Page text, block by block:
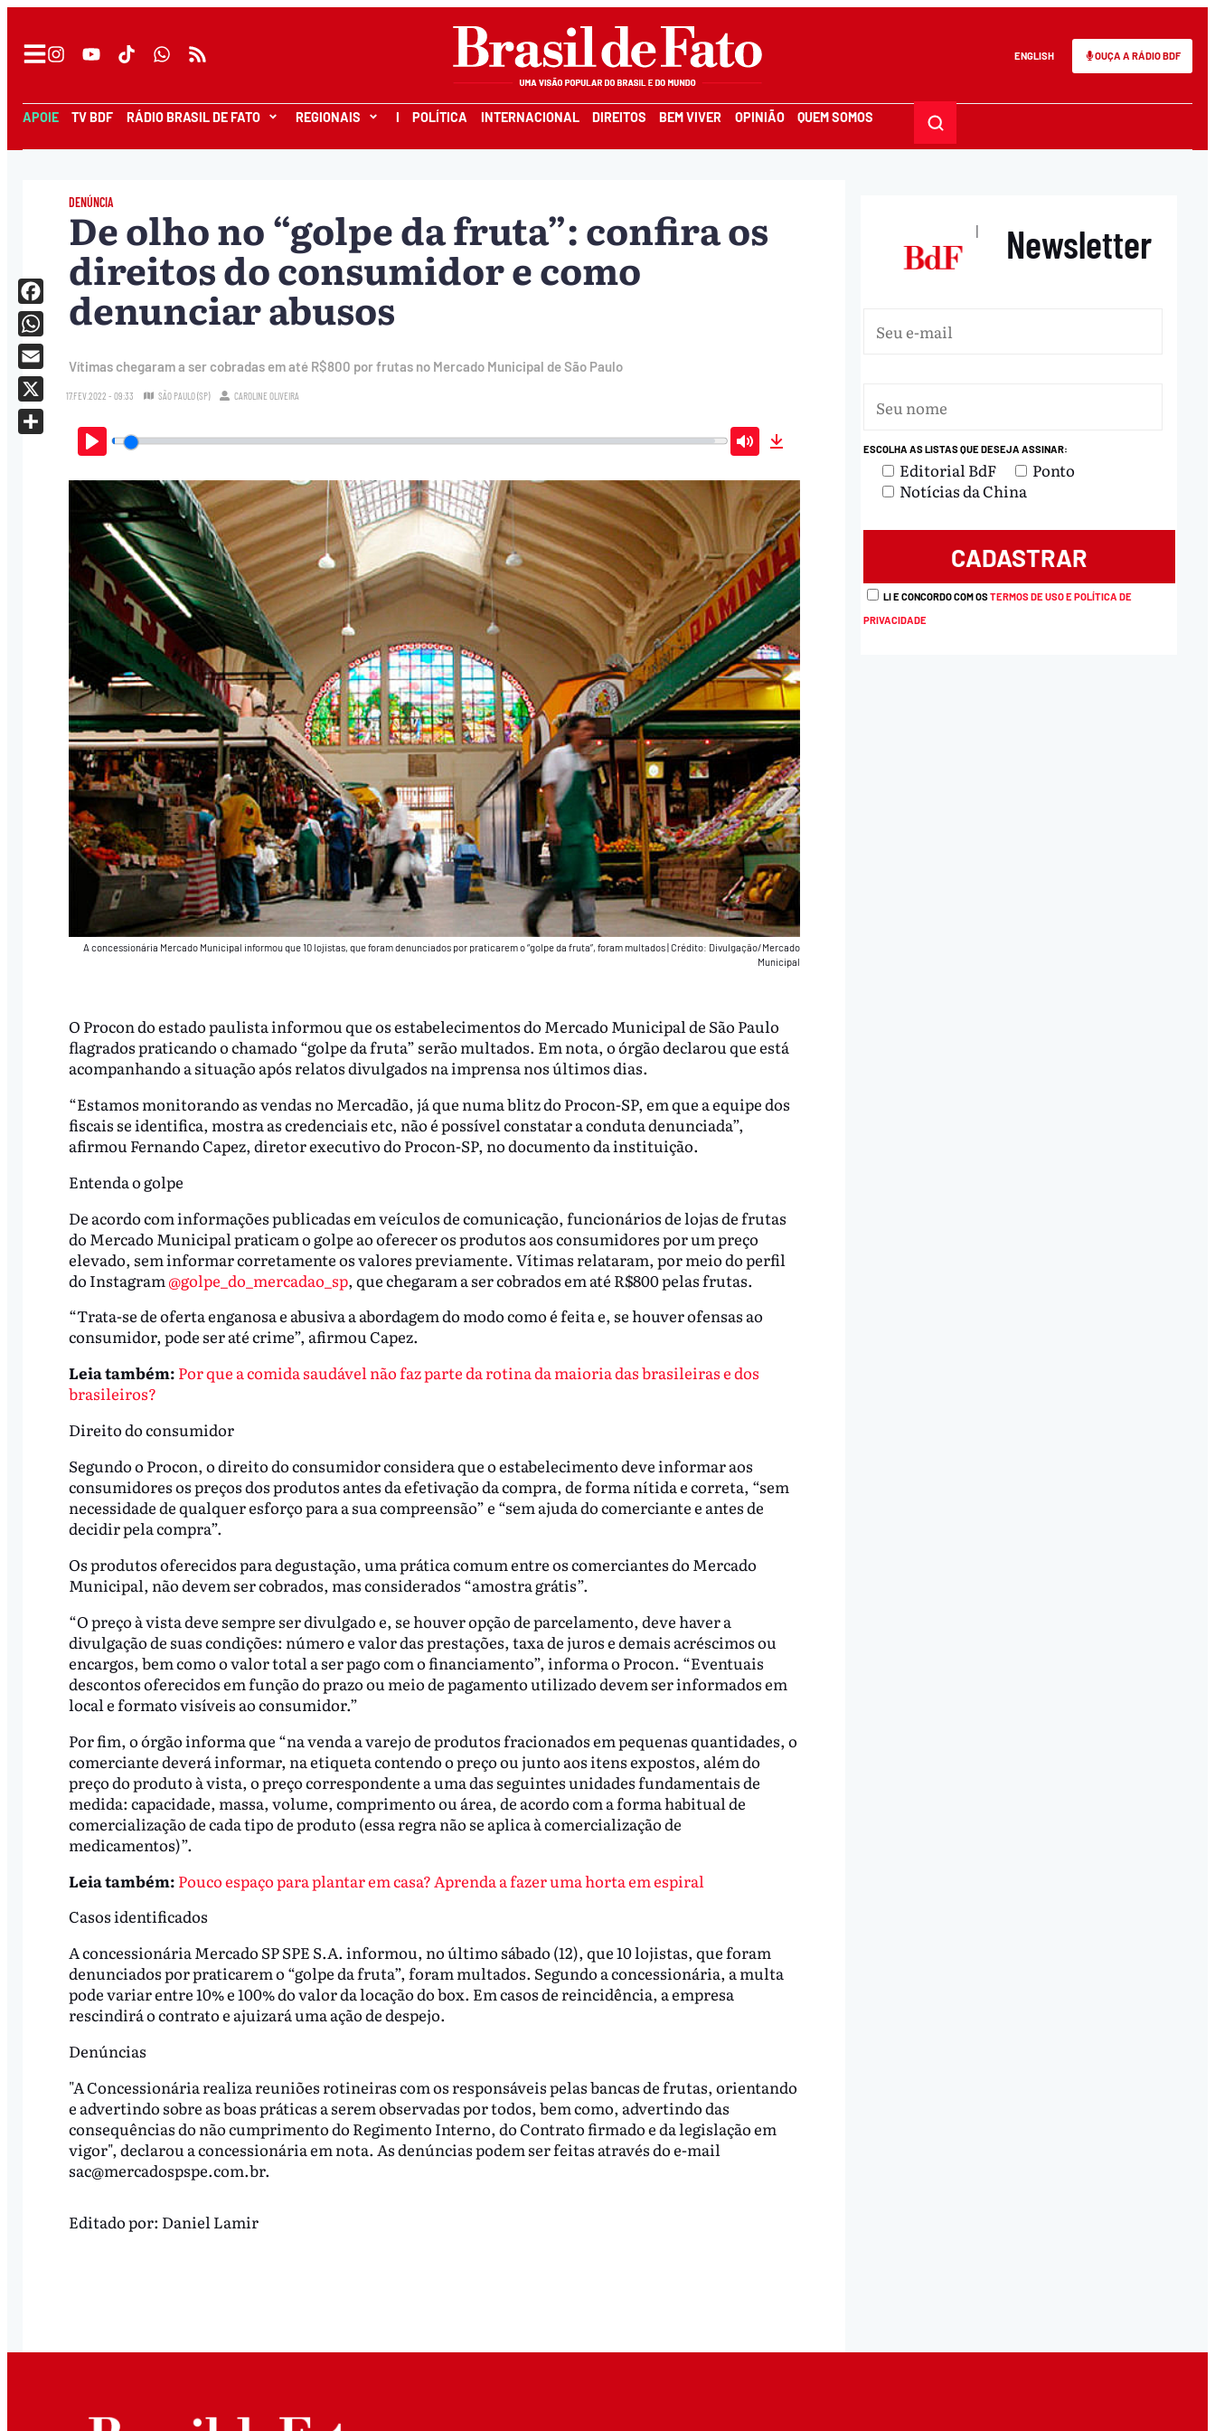
ENGLISH OUÇA A RÁDIO BDF
APOIE TV BDF RÁDIO BRASIL DE FATO REGIONAIS I POLÍTICA INTERNACIONAL DIREITOS BEM VIVER OPINIÃO QUEM SOMOS
DENÚNCIA
De olho no “golpe da fruta”: confira os
direitos do consumidor e como
denunciar abusos
Vítimas chegaram a ser cobradas em até R$800 por frutas no Mercado Municipal de São Paulo
17.FEV.2022 - 09:33 SÃO PAULO (SP) CAROLINE OLIVEIRA
Play Mute
A concessionária Mercado Municipal informou que 10 lojistas, que foram denunciados por praticarem o “golpe da fruta”, foram multados Crédito: Divulgação/Mercado
Municipal
O Procon do estado paulista informou que os estabelecimentos do Mercado Municipal de São Paulo
flagrados praticando o chamado “golpe da fruta” serão multados. Em nota, o órgão declarou que está
acompanhando a situação após relatos divulgados na imprensa nos últimos dias.
“Estamos monitorando as vendas no Mercadão, já que numa blitz do Procon-SP, em que a equipe dos
fiscais se identifica, mostra as credenciais etc, não é possível constatar a conduta denunciada”,
afirmou Fernando Capez, diretor executivo do Procon-SP, no documento da instituição.
Entenda o golpe
De acordo com informações publicadas em veículos de comunicação, funcionários de lojas de frutas
do Mercado Municipal praticam o golpe ao oferecer os produtos aos consumidores por um preço
elevado, sem informar corretamente os valores previamente. Vítimas relataram, por meio do perfil
do Instagram @golpe_do_mercadao_sp, que chegaram a ser cobrados em até R$800 pelas frutas.
“Trata-se de oferta enganosa e abusiva a abordagem do modo como é feita e, se houver ofensas ao
consumidor, pode ser até crime”, afirmou Capez.
Leia também: Por que a comida saudável não faz parte da rotina da maioria das brasileiras e dos
brasileiros?
Direito do consumidor
Segundo o Procon, o direito do consumidor considera que o estabelecimento deve informar aos
consumidores os preços dos produtos antes da efetivação da compra, de forma nítida e correta, “sem
necessidade de qualquer esforço para a sua compreensão” e “sem ajuda do comerciante e antes de
decidir pela compra”.
Os produtos oferecidos para degustação, uma prática comum entre os comerciantes do Mercado
Municipal, não devem ser cobrados, mas considerados “amostra grátis”.
“O preço à vista deve sempre ser divulgado e, se houver opção de parcelamento, deve haver a
divulgação de suas condições: número e valor das prestações, taxa de juros e demais acréscimos ou
encargos, bem como o valor total a ser pago com o financiamento”, informa o Procon. “Eventuais
descontos oferecidos em função do prazo ou meio de pagamento utilizado devem ser informados em
local e formato visíveis ao consumidor.”
Por fim, o órgão informa que “na venda a varejo de produtos fracionados em pequenas quantidades, o
comerciante deverá informar, na etiqueta contendo o preço ou junto aos itens expostos, além do
preço do produto à vista, o preço correspondente a uma das seguintes unidades fundamentais de
medida: capacidade, massa, volume, comprimento ou área, de acordo com a forma habitual de
comercialização de cada tipo de produto (essa regra não se aplica à comercialização de
medicamentos)”.
Leia também: Pouco espaço para plantar em casa? Aprenda a fazer uma horta em espiral
Casos identificados
A concessionária Mercado SP SPE S.A. informou, no último sábado (12), que 10 lojistas, que foram
denunciados por praticarem o “golpe da fruta”, foram multados. Segundo a concessionária, a multa
pode variar entre 10% e 100% do valor da locação do box. Em casos de reincidência, a empresa
rescindirá o contrato e ajuizará uma ação de despejo.
Denúncias
"A Concessionária realiza reuniões rotineiras com os responsáveis pelas bancas de frutas, orientando
e advertindo sobre as boas práticas a serem observadas por todos, bem como, advertindo das
consequências do não cumprimento do Regimento Interno, do Contrato firmado e da legislação em
vigor", declarou a concessionária em nota. As denúncias podem ser feitas através do e-mail
sac@mercadospspe.com.br.
Facebook
WhatsApp
Email
X
Editado por: Daniel Lamir
| Newsletter
ESCOLHA AS LISTAS QUE DESEJA ASSINAR:
Editorial BdF
Ponto
Notícias da China
LI E CONCORDO COM OSTERMOS DE USO E POLÍTICA DE
PRIVACIDADE